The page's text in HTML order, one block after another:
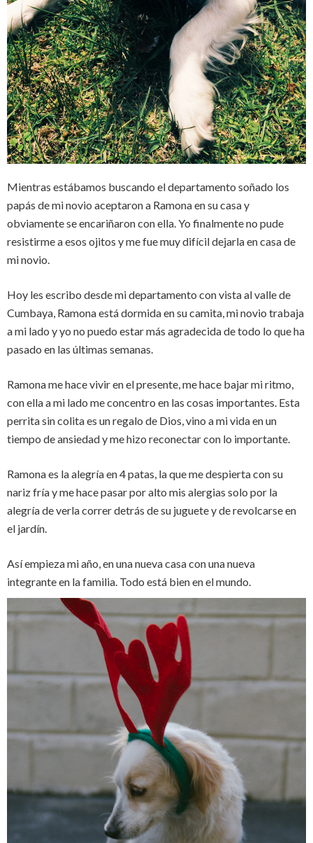
Mientras estábamos buscando el departamento soñado los
papás de mi novio aceptaron a Ramona en su casa y
obviamente se encariñaron con ella. Yo finalmente no pude
resistirme a esos ojitos y me fue muy difícil dejarla en casa de
mi novio.
Hoy les escribo desde mi departamento con vista al valle de
Cumbaya, Ramona está dormida en su camita, mi novio trabaja
a mi lado y yo no puedo estar más agradecida de todo lo que ha
pasado en las últimas semanas.
Ramona me hace vivir en el presente, me hace bajar mi ritmo,
con ella a mi lado me concentro en las cosas importantes. Esta
perrita sin colita es un regalo de Dios, vino a mi vida en un
tiempo de ansiedad y me hizo reconectar con lo importante.
Ramona es la alegría en 4 patas, la que me despierta con su
nariz fría y me hace pasar por alto mis alergias solo por la
alegría de verla correr detrás de su juguete y de revolcarse en
el jardín.
Así empieza mi año, en una nueva casa con una nueva
integrante en la familia. Todo está bien en el mundo.